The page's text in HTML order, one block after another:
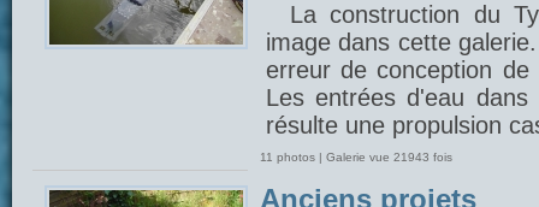
La construction du
image dans cette
erreur de conception
Les entrées d'eau
résulte une propulsion
11 photos | Galerie vue 21943 fois
Anciens projets